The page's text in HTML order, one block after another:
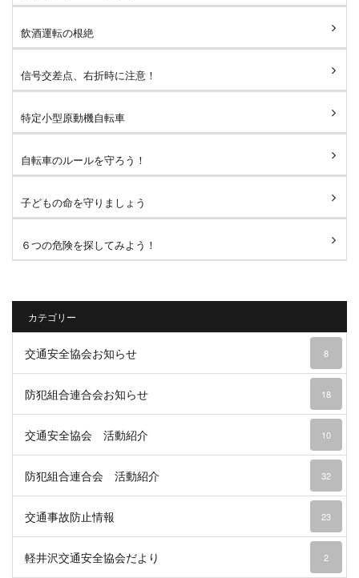
飲酒運転の根絶
信号交差点、右折時に注意！
特定小型原動機自転車
自転車のルールを守ろう！
子どもの命を守りましょう
６つの危険を探してみよう！
カテゴリー
交通安全協会お知らせ 8
防犯組合連合会お知らせ 18
交通安全協会 活動紹介 10
防犯組合連合会 活動紹介 32
交通事故防止情報 23
軽井沢交通安全協会だより 2